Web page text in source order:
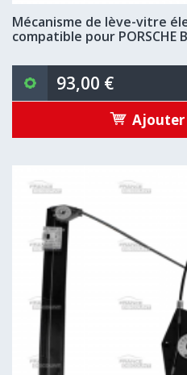
Mécanisme de lève-vitre
compatible pour PORSCHE
93,00 €
Ajouter